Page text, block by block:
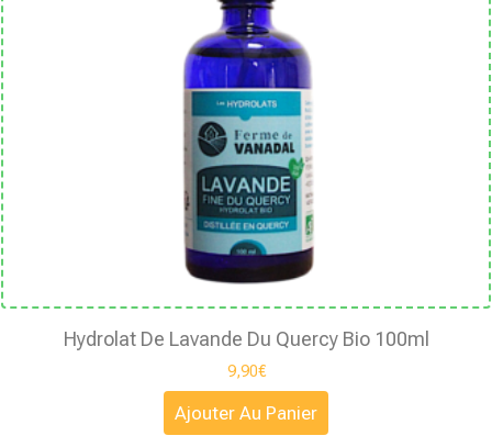
Hydrolat De Lavande Du Quercy Bio 100ml
9,90€
Ajouter Au Panier